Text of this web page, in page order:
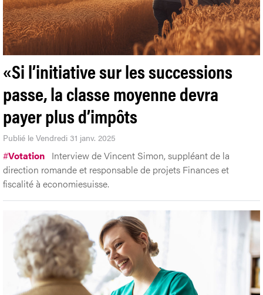
«Si l’initiative sur les successions
passe, la classe moyenne devra
payer plus d’impôts
Publié le Vendredi 31 janv. 2025
#Votation Interview de Vincent Simon, suppléant de la
direction romande et responsable de projets Finances et
fiscalité à economiesuisse.